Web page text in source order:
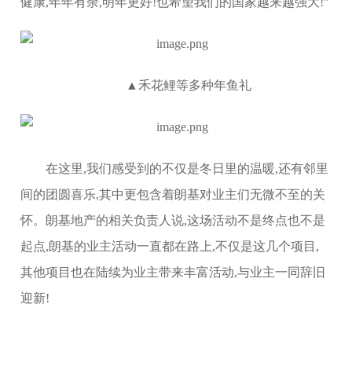
▲禾花鲤等多种年鱼礼
在这里,我们感受到的不仅是冬日里的温暖,还有邻里
间的团圆喜乐,其中更包含着朗基对业主们无微不至的关
怀。朗基地产的相关负责人说,这场活动不是终点也不是
起点,朗基的业主活动一直都在路上,不仅是这几个项目,
其他项目也在陆续为业主带来丰富活动,与业主一同辞旧
迎新!